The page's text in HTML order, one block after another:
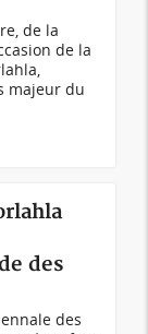
de la
de la
majeur du
des
des